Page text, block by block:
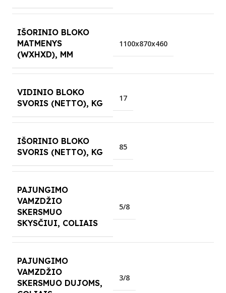
IŠORINIO BLOKO
MATMENYS
(WXHXD), MM
1100x870x460
VIDINIO BLOKO
SVORIS (NETTO), KG
17
IŠORINIO BLOKO
SVORIS (NETTO), KG
85
PAJUNGIMO
VAMZDŽIO
SKERSMUO
SKYSČIUI, COLIAIS
5/8
PAJUNGIMO
VAMZDŽIO
SKERSMUO DUJOMS,
3/8